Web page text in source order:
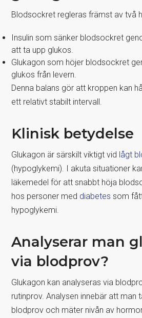
Blodsockret regleras främst av två
Insulin som sänker blodsockret
att ta upp glukos.
Glukagon som höjer blodsockret
glukos från levern.
Denna balans gör att kroppen kan
ett relativt stabilt intervall.
Klinisk betydelse
Glukagon är särskilt viktigt vid lågt
(hypoglykemi). I akuta situationer
läkemedel för att snabbt höja
hos personer med diabetes som
hypoglykemi.
Analyserar man
via blodprov?
Glukagon kan analyseras via
rutinprov. Analysen innebär att man
blodprov och mäter nivån av